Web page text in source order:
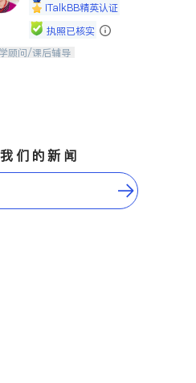
iTalkBB精英认证
执照已核实
美好的未来始于早期能力的培养，
顾问/课后辅导
们的新闻